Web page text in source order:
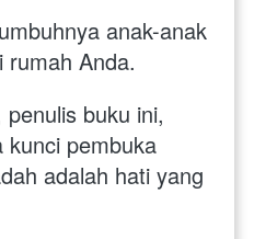
anak-anak
rumah Anda.
buku ini,
kunci pembuka
adalah hati yang